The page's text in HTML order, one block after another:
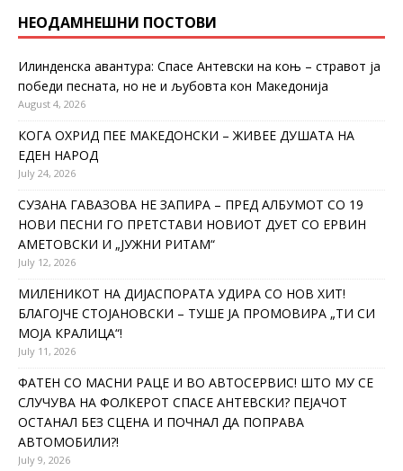
НЕОДАМНЕШНИ ПОСТОВИ
Илинденска авантура: Спасе Антевски на коњ – стравот ја
победи песната, но не и љубовта кон Македонија
August 4, 2026
КОГА ОХРИД ПЕЕ МАКЕДОНСКИ – ЖИВЕЕ ДУШАТА НА
ЕДЕН НАРОД
July 24, 2026
СУЗАНА ГАВАЗОВА НЕ ЗАПИРА – ПРЕД АЛБУМОТ СО 19
НОВИ ПЕСНИ ГО ПРЕТСТАВИ НОВИОТ ДУЕТ СО ЕРВИН
АМЕТОВСКИ И „ЈУЖНИ РИТАМ“
July 12, 2026
МИЛЕНИКОТ НА ДИЈАСПОРАТА УДИРА СО НОВ ХИТ!
БЛАГОЈЧЕ СТОЈАНОВСКИ – ТУШЕ ЈА ПРОМОВИРА „ТИ СИ
МОЈА КРАЛИЦА“!
July 11, 2026
ФАТЕН СО МАСНИ РАЦЕ И ВО АВТОСЕРВИС! ШТО МУ СЕ
СЛУЧУВА НА ФОЛКЕРОТ СПАСЕ АНТЕВСКИ? ПЕЈАЧОТ
ОСТАНАЛ БЕЗ СЦЕНА И ПОЧНАЛ ДА ПОПРАВА
АВТОМОБИЛИ?!
July 9, 2026